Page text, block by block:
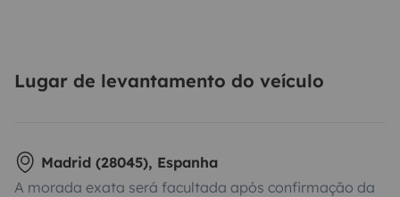
Lugar de levantamento do veículo
Madrid (28045), Espanha
A morada exata será facultada após confirmação da